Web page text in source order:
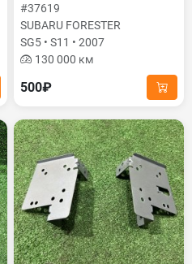
#37619
SUBARU FORESTER
SG5 • S11 • 2007
130 000 км
500₽